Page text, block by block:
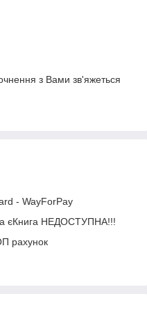
з Вами зв'яжеться
- WayForPay
єКнига НЕДОСТУПНА!!!
рахунок